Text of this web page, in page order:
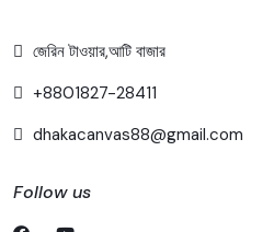
জেরিন টাওয়ার,আটি বাজার
+8801827-28411
dhakacanvas88@gmail.com
Follow us